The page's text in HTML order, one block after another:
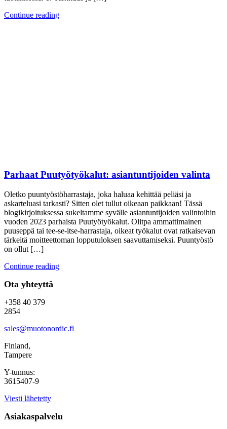
Continue reading
Parhaat Puutyötyökalut: asiantuntijoiden valinta
Oletko puuntyöstöharrastaja, joka haluaa kehittää peliäsi ja
askarteluasi tarkasti? Sitten olet tullut oikeaan paikkaan! Tässä
blogikirjoituksessa sukeltamme syvälle asiantuntijoiden valintoihin
vuoden 2023 parhaista Puutyötyökalut. Olitpa ammattimainen
puuseppä tai tee-se-itse-harrastaja, oikeat työkalut ovat ratkaisevan
tärkeitä moitteettoman lopputuloksen saavuttamiseksi. Puuntyöstö
on ollut […]
Continue reading
Ota yhteyttä
+358 40 379
2854
sales@muotonordic.fi
Finland,
Tampere
Y-tunnus:
3615407-9
Viesti lähetetty
Asiakaspalvelu